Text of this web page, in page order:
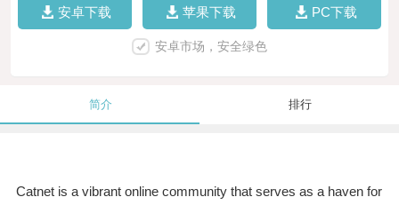
安卓下载 苹果下载 PC下载
安卓市场，安全绿色
简介 排行
Catnet is a vibrant online community that serves as a haven for